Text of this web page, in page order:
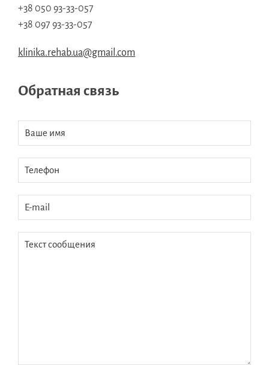
+38 050 93-33-057
+38 097 93-33-057
klinika.rehab.ua@gmail.com
Обратная связь